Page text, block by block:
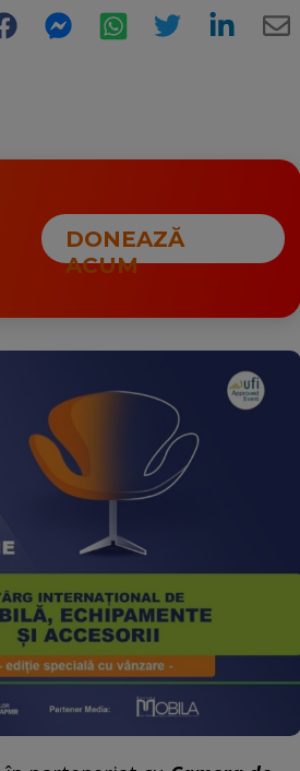
Facebook Messenger WhatsApp Twitter LinkedIn
DONEAZĂ
ACUM